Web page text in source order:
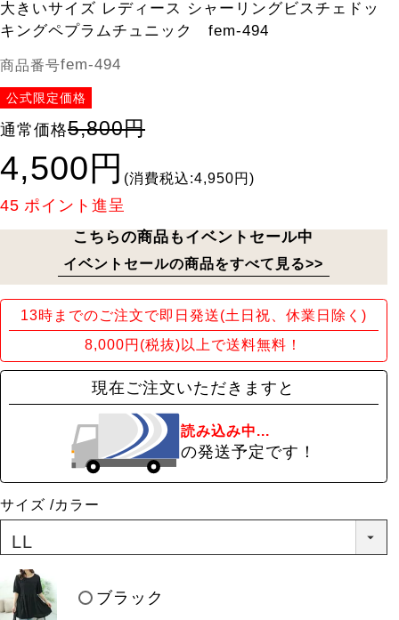
大きいサイズ レディース シャーリングビスチェドッ
キングペプラムチュニック fem-494
商品番号fem-494
公式限定価格
通常価格5,800円
4,500円 (消費税込:4,950円)
45 ポイント進呈
こちらの商品もイベントセール中
イベントセールの商品をすべて見る>>
13時までのご注文で即日発送(土日祝、休業日除く)
8,000円(税抜)以上で送料無料！
現在ご注文いただきますと
読み込み中...
の発送予定です！
サイズ カラー
ブラック